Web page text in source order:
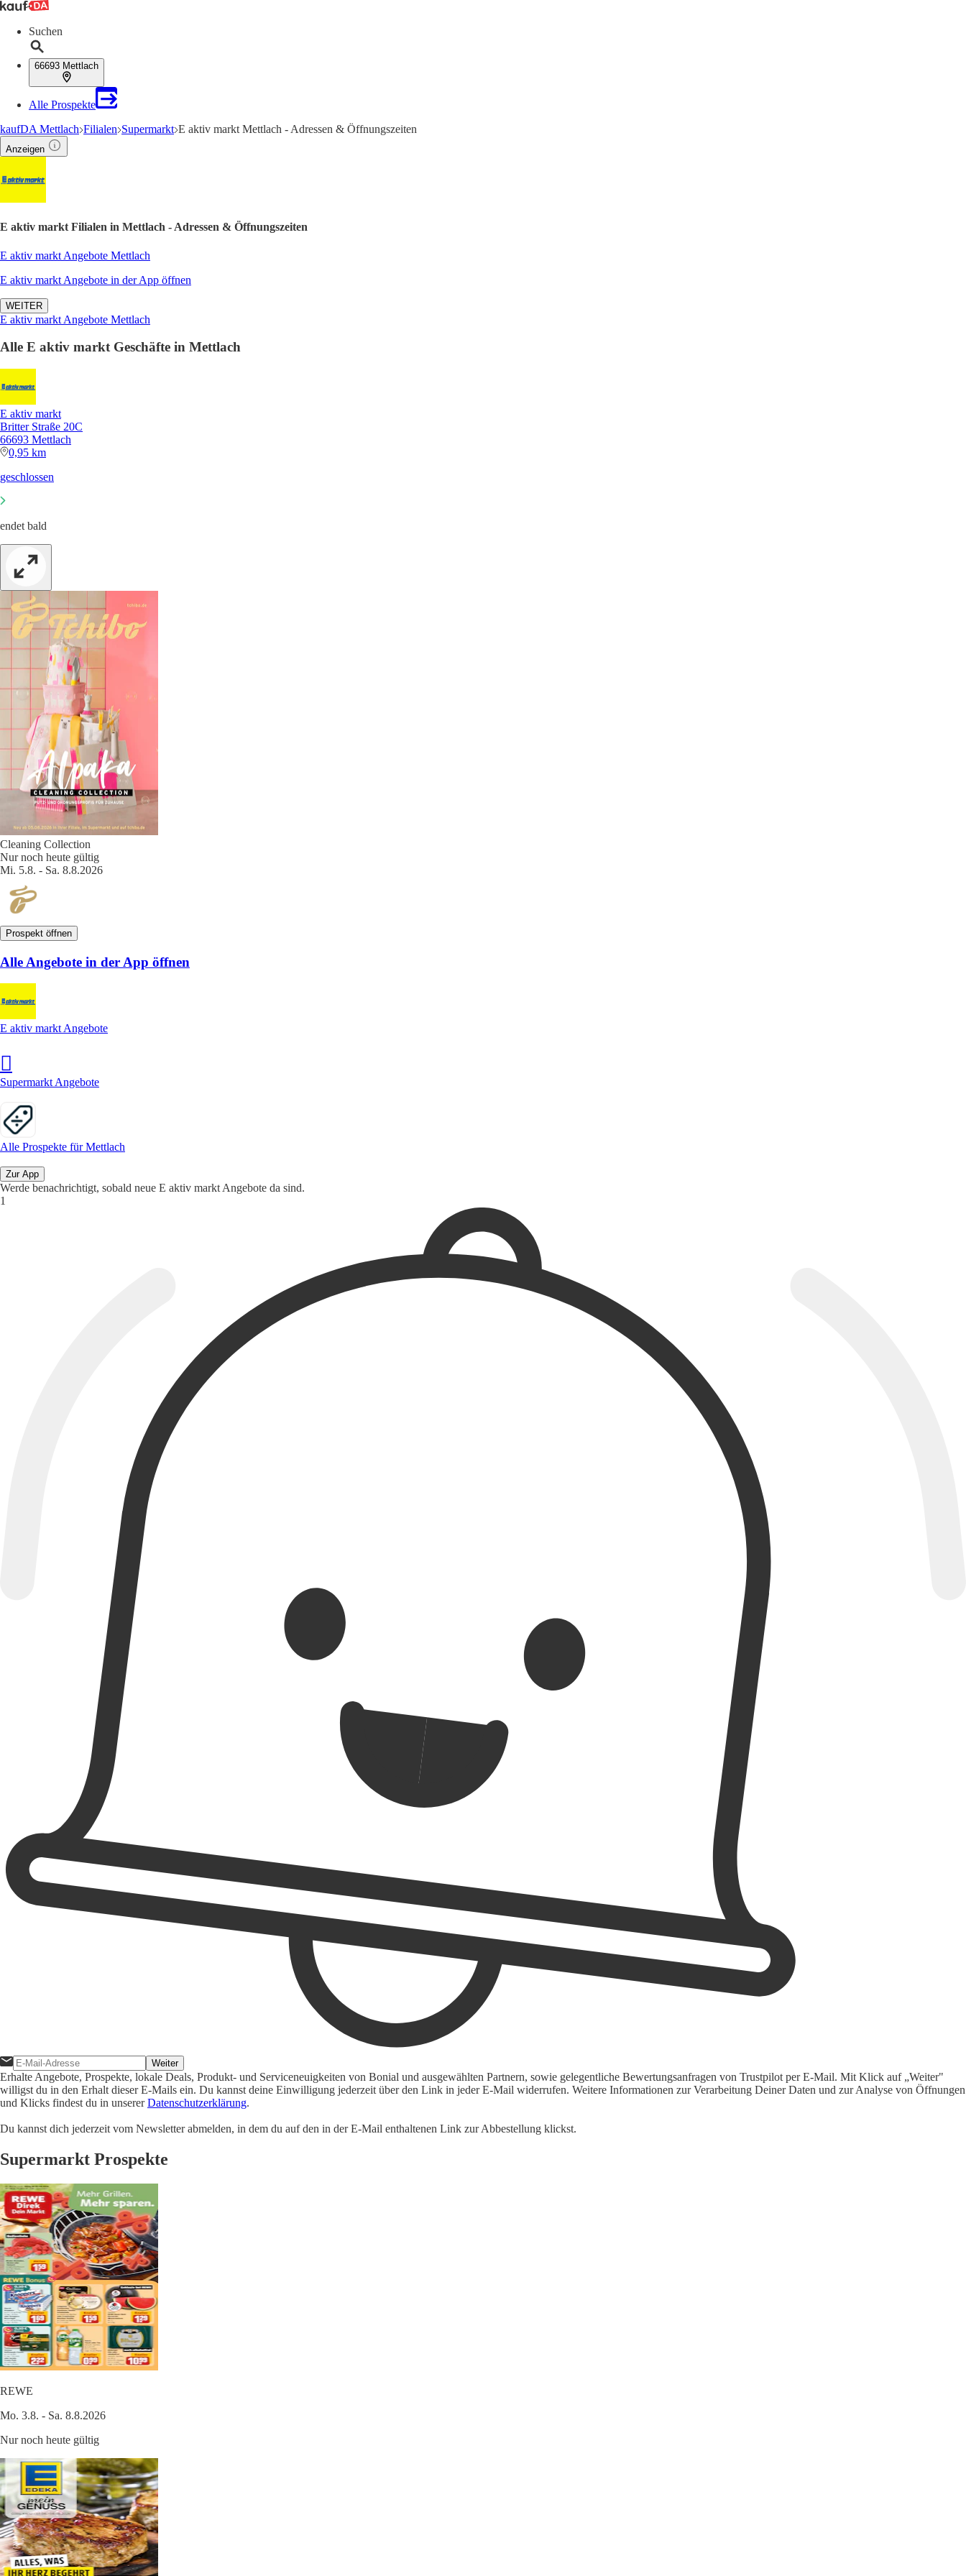
Suchen
66693 Mettlach
Alle Prospekte
kaufDA Mettlach Filialen Supermarkt E aktiv markt Mettlach - Adressen & Öffnungszeiten
Anzeigen
E aktiv markt Filialen in Mettlach - Adressen & Öffnungszeiten
E aktiv markt Angebote Mettlach
E aktiv markt Angebote in der App öffnen
WEITER
E aktiv markt Angebote Mettlach
Alle E aktiv markt Geschäfte in Mettlach
E aktiv markt
Britter Straße 20C
66693 Mettlach
0,95 km
geschlossen
endet bald
Cleaning Collection
Nur noch heute gültig
Mi. 5.8. - Sa. 8.8.2026
Prospekt öffnen
Alle Angebote in der App öffnen
E aktiv markt Angebote
Supermarkt Angebote
Alle Prospekte für Mettlach
Zur App
Werde benachrichtigt, sobald neue E aktiv markt Angebote da sind.
Weiter
Erhalte Angebote, Prospekte, lokale Deals, Produkt- und Serviceneuigkeiten von Bonial und ausgewählten Partnern, sowie gelegentliche Bewertungsanfragen von Trustpilot per E-Mail. Mit Klick auf „Weiter"
willigst du in den Erhalt dieser E-Mails ein. Du kannst deine Einwilligung jederzeit über den Link in jeder E-Mail widerrufen. Weitere Informationen zur Verarbeitung Deiner Daten und zur Analyse von Öffnungen
und Klicks findest du in unsererDatenschutzerklärung.
Du kannst dich jederzeit vom Newsletter abmelden, in dem du auf den in der E-Mail enthaltenen Link zur Abbestellung klickst.
Supermarkt Prospekte
REWE
Mo. 3.8. - Sa. 8.8.2026
Nur noch heute gültig